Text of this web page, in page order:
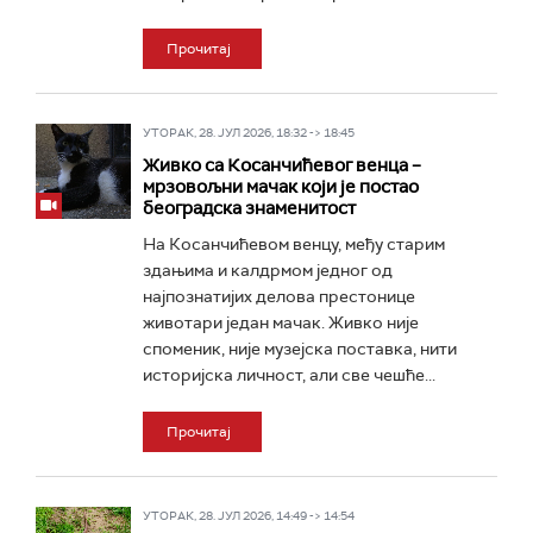
Прочитај
УТОРАК, 28. ЈУЛ 2026, 18:32 -> 18:45
Живко са Косанчићевог венца –
мрзовољни мачак који је постао
београдска знаменитост
На Косанчићевом венцу, међу старим
здањима и калдрмом једног од
најпознатијих делова престонице
животари један мачак. Живко није
споменик, није музејска поставка, нити
историјска личност, али све чешће...
Прочитај
УТОРАК, 28. ЈУЛ 2026, 14:49 -> 14:54